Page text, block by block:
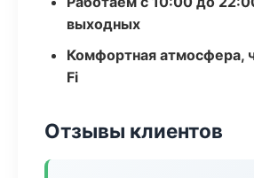
выходных
Комфортная атмосфера,
Fi
Отзывы клиентов